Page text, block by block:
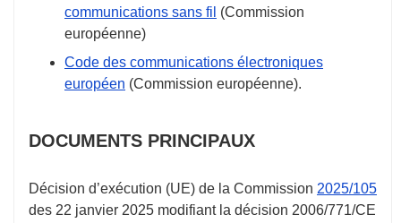
communications sans fil (Commission
européenne)
Code des communications électroniques
européen (Commission européenne).
DOCUMENTS PRINCIPAUX
Décision d’exécution (UE) de la Commission 2025/105
des 22 janvier 2025 modifiant la décision 2006/771/CE